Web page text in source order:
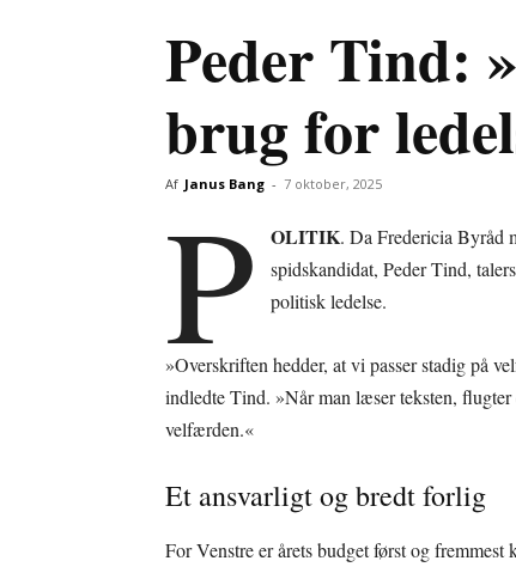
Peder Tind:
brug for
Af Janus Bang - 7 oktober, 2025
P OLITIK. Da Fredericia Byråd
spidskandidat, Peder Tind,
politisk ledelse.
»Overskriften hedder, at vi passer stadig på
indledte Tind. »Når man læser teksten,
velfærden.«
Et ansvarligt og bredt forlig
For Venstre er årets budget først og